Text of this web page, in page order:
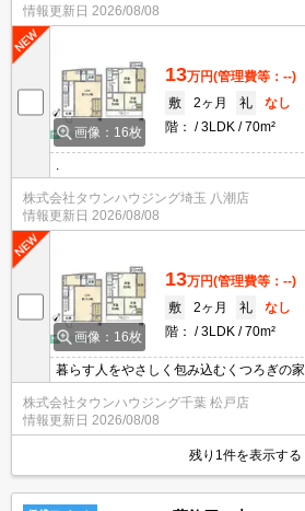
情報更新日 2026/08/08
画像：16枚
13万円(管理費等：--)
敷
2ヶ月 礼
なし
階：
3LDK 70m²
株式会社タウンハウジング埼玉 八潮店
情報更新日 2026/08/08
画像：16枚
13万円(管理費等：--)
敷
2ヶ月 礼
なし
階：
3LDK 70m²
暮らす人をやさしく包み込むくつろぎの家
株式会社タウンハウジング千葉 松戸店
情報更新日 2026/08/08
残り1件を表示する